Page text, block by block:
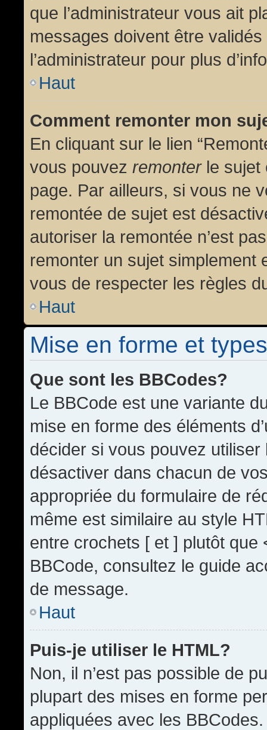
que l’administrateur vous ait
messages doivent être
l’administrateur pour plus
Haut
Comment remonter mon
En cliquant sur le lien
vous pouvez remonterle sujet
page. Par ailleurs, si vous ne
remontée de sujet est
autoriser la remontée n’est
remonter un sujet simplement
vous de respecter les règles
Haut
Mise en forme et
Que sont les BBCodes?
Le BBCode est une variante
mise en forme des éléments
décider si vous pouvez
désactiver dans chacun de
appropriée du formulaire de
même est similaire au style
entre crochets [ et ] plutôt que
BBCode, consultez le guide
de message.
Haut
Puis-je utiliser le HTML?
Non, il n’est pas possible de
plupart des mises en forme
appliquées avec les BBCodes.